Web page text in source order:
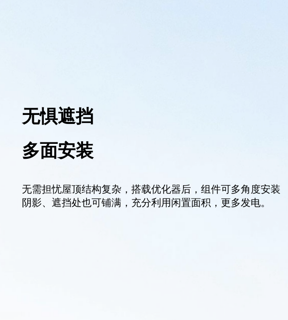
无惧遮挡
多面安装
无需担忧屋顶结构复杂，搭载优化器后，组件可多角度安装
阴影、遮挡处也可铺满，充分利用闲置面积，更多发电。